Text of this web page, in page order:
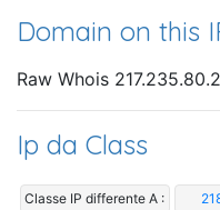
Domain on this
Raw Whois
Ip da Class
Classe IP differente A :